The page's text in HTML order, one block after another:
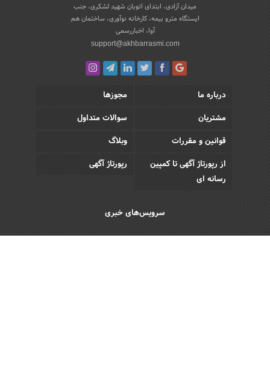
میدان آزادی، ابتدای اتوبان شهید لشکری، جنب
ایستگاه مترو بیمه، کارخانه نوآوری، ساختمان هم
آوا، اخباررسمی
support@akhbarrasmi.com
درباره ما
مجوزها
مشتریان
سوالات متداول
قوانین و مقررات
وبلاگ
از رپورتاژ آگهی تا کمپین
رسانه ای
رپورتاژ آگهی
سرویس‌های خبری